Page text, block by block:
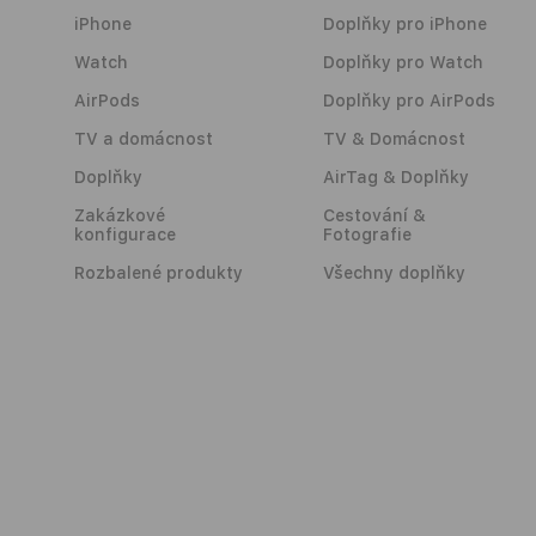
iPhone
Watch
AirPods
TV a domácnost
Doplňky
Zakázkové
konfigurace
Rozbalené produkty
Doplňky pro iPhone
Doplňky pro Watch
Doplňky pro AirPods
TV & Domácnost
AirTag & Doplňky
Cestování &
Fotografie
Všechny doplňky